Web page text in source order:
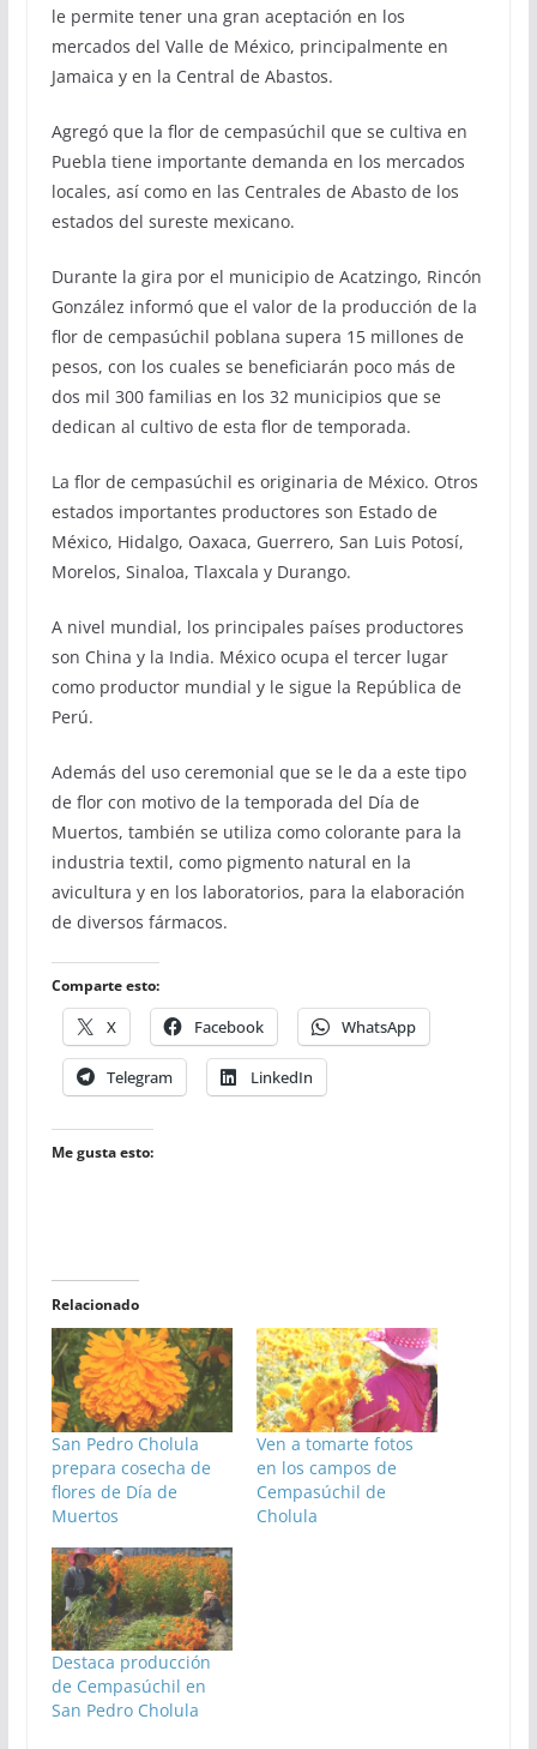
le permite tener una gran aceptación en los
mercados del Valle de México, principalmente en
Jamaica y en la Central de Abastos.
Agregó que la flor de cempasúchil que se cultiva en
Puebla tiene importante demanda en los mercados
locales, así como en las Centrales de Abasto de los
estados del sureste mexicano.
Durante la gira por el municipio de Acatzingo, Rincón
González informó que el valor de la producción de la
flor de cempasúchil poblana supera 15 millones de
pesos, con los cuales se beneficiarán poco más de
dos mil 300 familias en los 32 municipios que se
dedican al cultivo de esta flor de temporada.
La flor de cempasúchil es originaria de México. Otros
estados importantes productores son Estado de
México, Hidalgo, Oaxaca, Guerrero, San Luis Potosí,
Morelos, Sinaloa, Tlaxcala y Durango.
A nivel mundial, los principales países productores
son China y la India. México ocupa el tercer lugar
como productor mundial y le sigue la República de
Perú.
Además del uso ceremonial que se le da a este tipo
de flor con motivo de la temporada del Día de
Muertos, también se utiliza como colorante para la
industria textil, como pigmento natural en la
avicultura y en los laboratorios, para la elaboración
de diversos fármacos.
Comparte esto:
X Facebook WhatsApp
Telegram LinkedIn
Me gusta esto:
Relacionado
San Pedro Cholula
prepara cosecha de
flores de Día de
Muertos
Ven a tomarte fotos
en los campos de
Cempasúchil de
Cholula
Destaca producción
de Cempasúchil en
San Pedro Cholula